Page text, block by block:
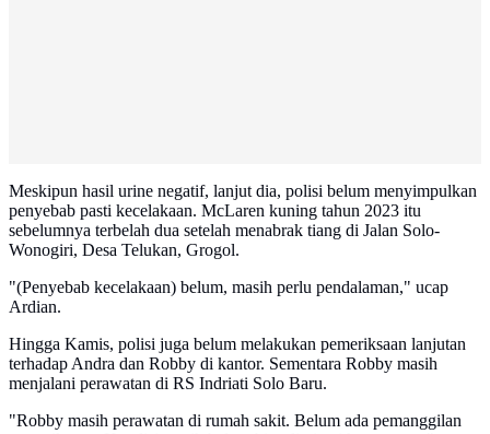
Meskipun hasil urine negatif, lanjut dia, polisi belum menyimpulkan
penyebab pasti kecelakaan. McLaren kuning tahun 2023 itu
sebelumnya terbelah dua setelah menabrak tiang di Jalan Solo-
Wonogiri, Desa Telukan, Grogol.
"(Penyebab kecelakaan) belum, masih perlu pendalaman," ucap
Ardian.
Hingga Kamis, polisi juga belum melakukan pemeriksaan lanjutan
terhadap Andra dan Robby di kantor. Sementara Robby masih
menjalani perawatan di RS Indriati Solo Baru.
"Robby masih perawatan di rumah sakit. Belum ada pemanggilan